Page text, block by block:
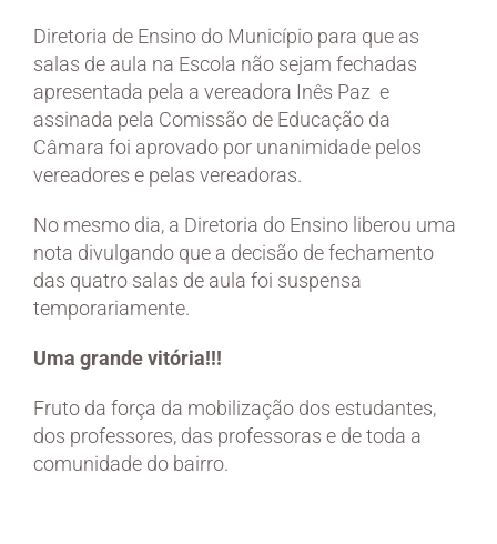
Diretoria de Ensino do Município para que as
salas de aula na Escola não sejam fechadas
apresentada pela a vereadora Inês Paz e
assinada pela Comissão de Educação da
Câmara foi aprovado por unanimidade pelos
vereadores e pelas vereadoras.
No mesmo dia, a Diretoria do Ensino liberou uma
nota divulgando que a decisão de fechamento
das quatro salas de aula foi suspensa
temporariamente.
Uma grande vitória!!!
Fruto da força da mobilização dos estudantes,
dos professores, das professoras e de toda a
comunidade do bairro.